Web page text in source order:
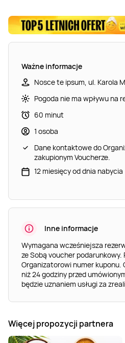
Ważne informacje
Nosce te ipsum, ul. Karola
Pogoda nie ma wpływu na
60 minut
1 osoba
Dane kontaktowe do
zakupionym Voucherze.
12 miesięcy od dnia nabycia
Inne informacje
Wymagana wcześniejsza
ze Sobą voucher podarunkowy.
Organizatorowi numer kuponu.
niż 24 godziny przed
będzie uznaniem usługi za
Więcej propozycji partnera